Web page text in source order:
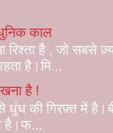
काल
रिश्ता है , जो सबसे
है।मि...
है !
धुंध की गिरफ़्त में
है।फ...